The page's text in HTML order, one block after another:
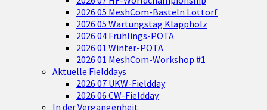
2026 05 MeshCom-Basteln Lottorf
2026 05 Wartungstag Klappholz
2026 04 Frühlings-POTA
2026 01 Winter-POTA
2026 01 MeshCom-Workshop #1
Aktuelle Fielddays
2026 07 UKW-Fieldday
2026 06 CW-Fieldday
In der Vergangenheit